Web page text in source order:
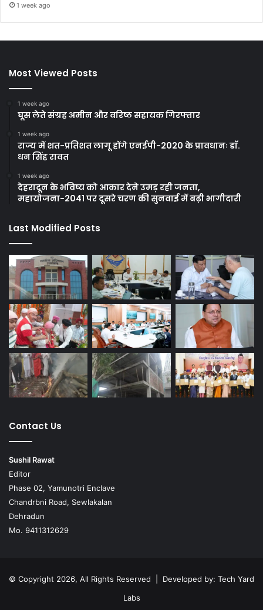
1 week ago
Most Viewed Posts
1 week ago
घूस लेते संग्रह अमीन और वरिष्ठ सहायक गिरफ्तार
1 week ago
राज्य में शत-प्रतिशत लागू होंगे एनईपी-2020 के प्रावधानः डाॅ.
धन सिंह रावत
1 week ago
देहरादून के भविष्य को आकार देने उमड़ रही जनता,
महायोजना-2041 पर दूसरे चरण की सुनवाई में बढ़ी भागीदारी
Last Modified Posts
Contact Us
Sushil Rawat
Editor
Phase 02, Yamunotri Enclave
Chandrbni Road, Sewlakalan
Dehradun
Mo. 9411312629
© Copyright 2026, All Rights Reserved | Developed by: Tech Yard
Labs